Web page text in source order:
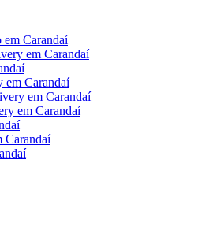
em Carandaí
em Carandaí
em Carandaí
em Carandaí
em Carandaí
Carandaí